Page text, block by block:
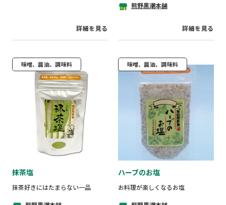
詳細を見る
熊野黒潮本舗
詳細を見る
味噌、醤油、調味料
抹茶塩
抹茶好きにはたまらない一品
味噌、醤油、調味料
ハーブのお塩
お料理が楽しくなるお塩